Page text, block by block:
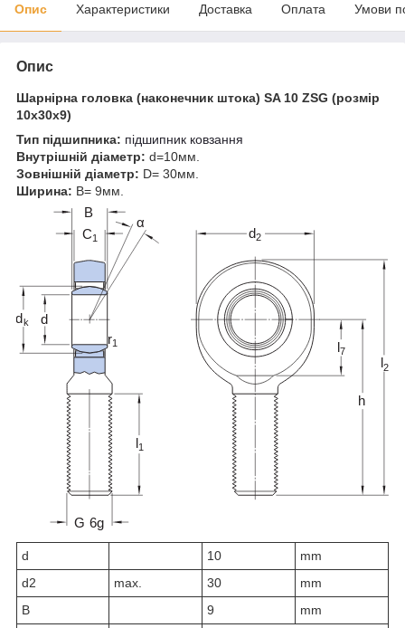
Опис Характеристики Доставка Оплата Умови
Опис
Шарнірна головка (наконечник штока) SA 10 ZSG (розмір
10x30x9)
Тип підшипника: підшипник ковзання
Внутрішній діаметр: d=10мм.
Зовнішній діаметр: D= 30мм.
Ширина: B= 9мм.
d 10
mm
d2 max. 30
mm
B
9
mm